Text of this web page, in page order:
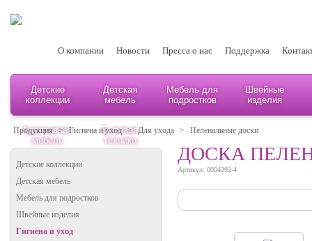
О компании Новости Пресса о нас Поддержка
Детские
коллекции
Детская
мебель
Мебель для
подростков
Швейные
изделия
Адаптивная
мебель
Бытовая
техника
Продукция > Гигиена и уход > Для ухода > Пеленальные доски
Детские коллекции
Детская мебель
Мебель для подростков
Швейные изделия
Гигиена и уход
ДОСКА
Артикул: 0004292-4